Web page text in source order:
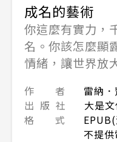
成名的藝術
你這麼有實力，
名。你該怎麼顯
情緒，讓世界放
作 者
雷納
出 版 社
大是文
格 式
不提